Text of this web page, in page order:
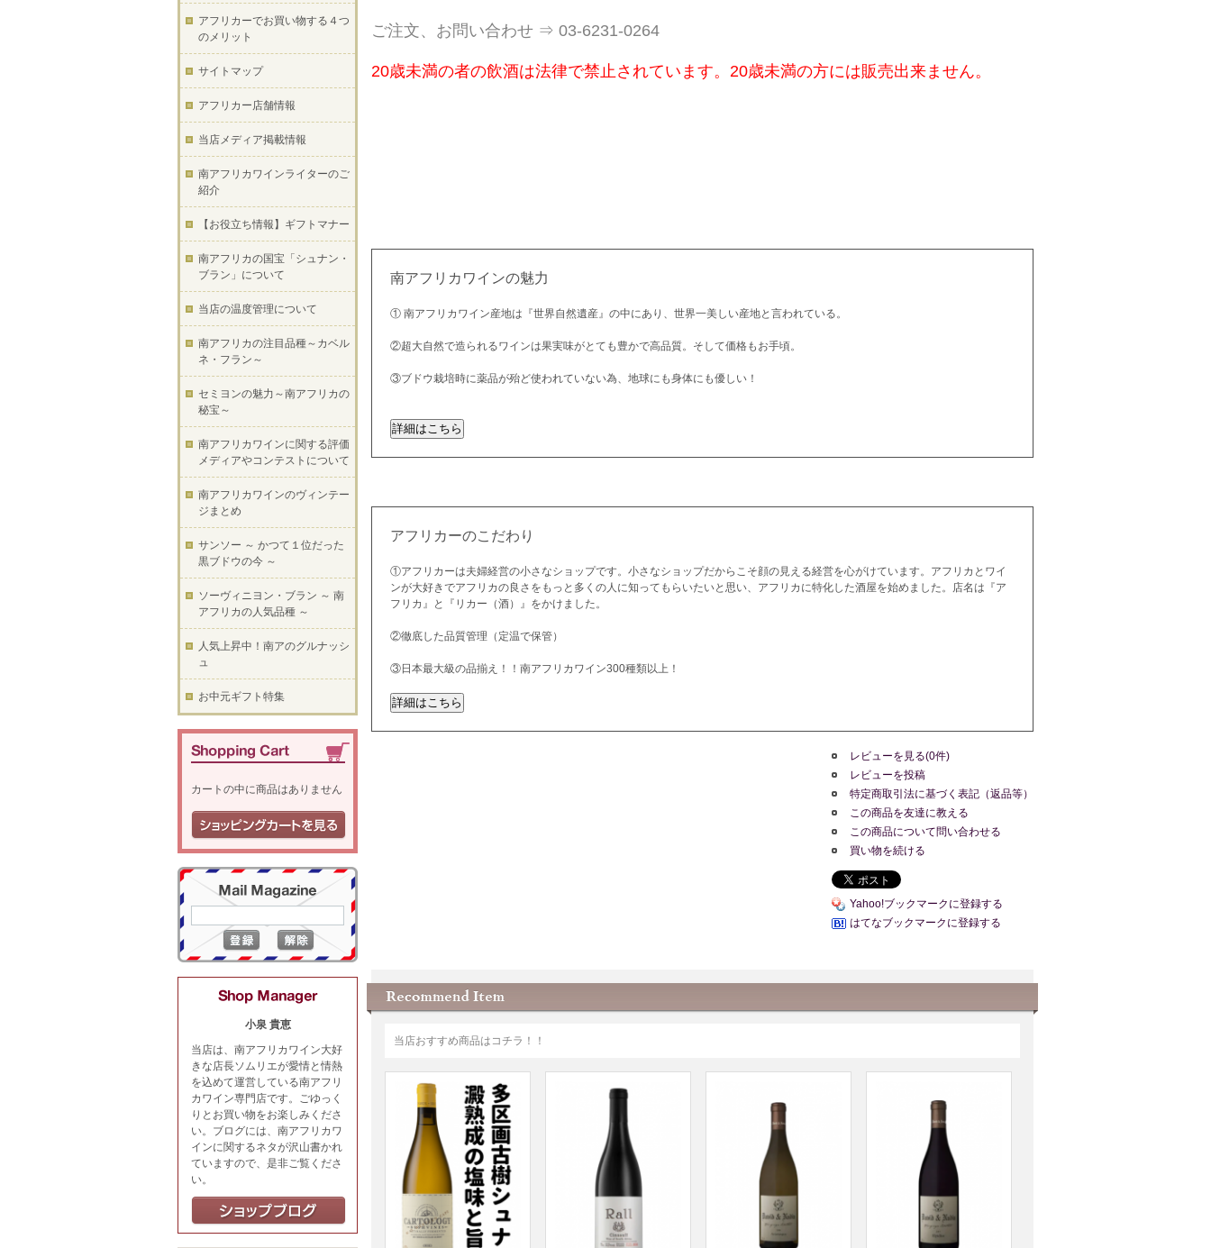
ご注文、お問い合わせ ⇒ 03-6231-0264
20歳未満の者の飲酒は法律で禁止されています。20歳未満の方には販売出来ません。
南アフリカワインの魅力
① 南アフリカワイン産地は『世界自然遺産』の中にあり、世界一美しい産地と言われている。
②超大自然で造られるワインは果実味がとても豊かで高品質。そして価格もお手頃。
③ブドウ栽培時に薬品が殆ど使われていない為、地球にも身体にも優しい！
アフリカーのこだわり
①アフリカーは夫婦経営の小さなショップです。小さなショップだからこそ顔の見える経営を心がけています。アフリカとワイ
ンが大好きでアフリカの良さをもっと多くの人に知ってもらいたいと思い、アフリカに特化した酒屋を始めました。店名は『ア
フリカ』と『リカー（酒）』をかけました。
②徹底した品質管理（定温で保管）
③日本最大級の品揃え！！南アフリカワイン300種類以上！
レビューを見る(0件)
レビューを投稿
特定商取引法に基づく表記（返品等）
この商品を友達に教える
この商品について問い合わせる
買い物を続ける
Yahoo!ブックマークに登録する
はてなブックマークに登録する
当店おすすめ商品はコチラ！！
アフリカーでお買い物する４つ
のメリット
サイトマップ
アフリカー店舗情報
当店メディア掲載情報
南アフリカワインライターのご
紹介
【お役立ち情報】ギフトマナー
南アフリカの国宝「シュナン・
ブラン」について
当店の温度管理について
南アフリカの注目品種～カベル
ネ・フラン～
セミヨンの魅力～南アフリカの
秘宝～
南アフリカワインに関する評価
メディアやコンテストについて
南アフリカワインのヴィンテー
ジまとめ
サンソー ～ かつて１位だった
黒ブドウの今 ～
ソーヴィニヨン・ブラン ～ 南
アフリカの人気品種 ～
人気上昇中！南アのグルナッシ
ュ
お中元ギフト特集
カートの中に商品はありません
小泉 貴恵
当店は、南アフリカワイン大好
きな店長ソムリエが愛情と情熱
を込めて運営している南アフリ
カワイン専門店です。ごゆっく
りとお買い物をお楽しみくださ
い。ブログには、南アフリカワ
インに関するネタが沢山書かれ
ていますので、是非ご覧くださ
い。